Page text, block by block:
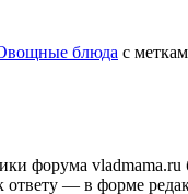
блюда с
форума
— в форме